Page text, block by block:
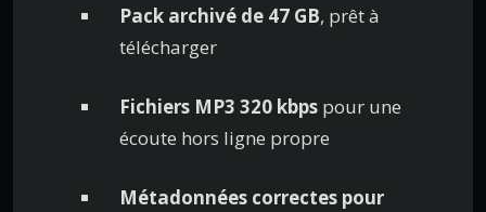
Pack archivé de 47 GB, prêt à
télécharger
Fichiers MP3 320 kbps pour une
écoute hors ligne propre
Métadonnées correctes pour